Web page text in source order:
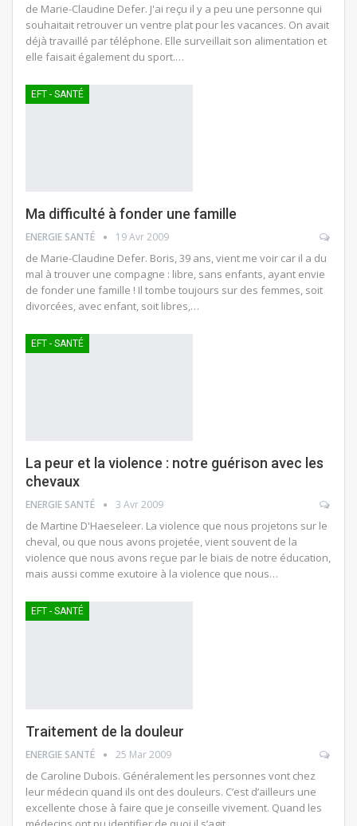
de Marie-Claudine Defer. J'ai reçu il y a peu une personne qui
souhaitait retrouver un ventre plat pour les vacances. On avait
déjà travaillé par téléphone. Elle surveillait son alimentation et
elle faisait également du sport.…
EFT - SANTÉ
Ma difficulté à fonder une famille
ENERGIE SANTÉ 19 Avr 2009
de Marie-Claudine Defer. Boris, 39 ans, vient me voir car il a du
mal à trouver une compagne : libre, sans enfants, ayant envie
de fonder une famille ! Il tombe toujours sur des femmes, soit
divorcées, avec enfant, soit libres,…
EFT - SANTÉ
La peur et la violence : notre guérison avec les
chevaux
ENERGIE SANTÉ 3 Avr 2009
de Martine D'Haeseleer. La violence que nous projetons sur le
cheval, ou que nous avons projetée, vient souvent de la
violence que nous avons reçue par le biais de notre éducation,
mais aussi comme exutoire à la violence que nous…
EFT - SANTÉ
Traitement de la douleur
ENERGIE SANTÉ 25 Mar 2009
de Caroline Dubois. Généralement les personnes vont chez
leur médecin quand ils ont des douleurs. C’est d’ailleurs une
excellente chose à faire que je conseille vivement. Quand les